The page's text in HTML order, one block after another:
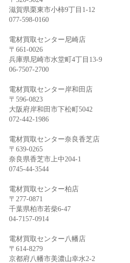
滋賀県栗東市小柿9丁目1-12
077-598-0160
電材買取センター尼崎店
〒661-0026
兵庫県尼崎市水堂町4丁目13-9
06-7507-2700
電材買取センター岸和田店
〒596-0823
大阪府岸和田市下松町5042
072-442-1986
電材買取センター奈良香芝店
〒639-0265
奈良県香芝市上中204-1
0745-44-3544
電材買取センター柏店
〒277-0871
千葉県柏市若柴6-47
04-7157-0914
電材買取センター八幡店
〒614-8279
京都府八幡市美濃山幸水2-2